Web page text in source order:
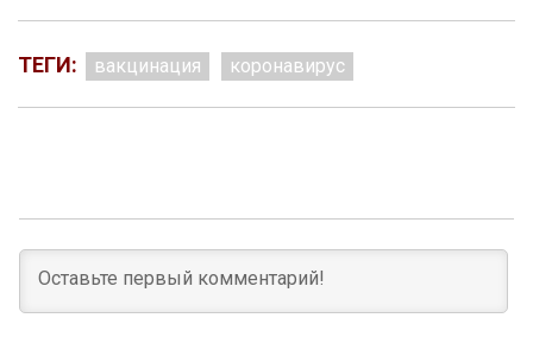
ТЕГИ: вакцинация коронавирус